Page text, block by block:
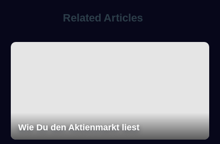
Related Articles
Wie Du den Aktienmarkt liest